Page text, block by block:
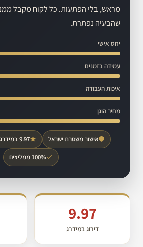
מראש, בלי הפתעות. כל לקוח מקבל
שהבעיה נפתרת.
יחס אישי
עמידה בזמנים
איכות העבודה
מחיר הוגן
אישור משטרת ישראל 9.97 במידרג · 1,099 חוות דעת
100% ממליצים
9.97
דירוג במידרג